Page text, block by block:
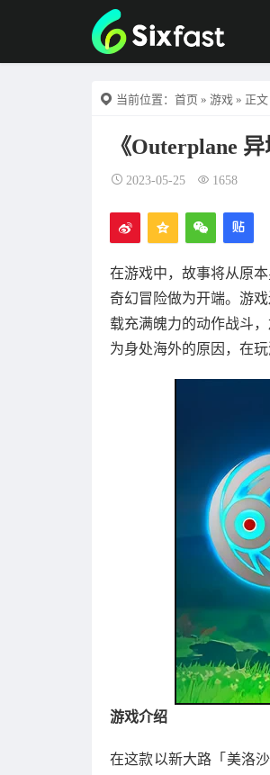
当前位置： 首页 » 游戏 » 正文
《Outerplane
2023-05-25 1658
在游戏中，故事将从原
奇幻冒险做为开端。游
载充满魄力的动作战斗
为身处海外的原因，在
游戏介绍
在这款以新大路「美洛